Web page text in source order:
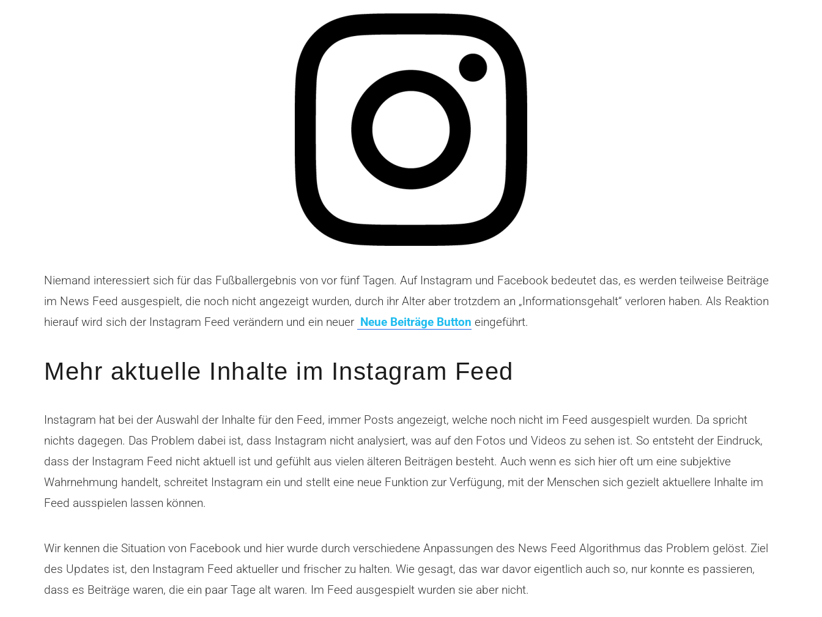
Niemand interessiert sich für das Fußballergebnis von vor fünf Tagen. Auf Instagram und Facebook bedeutet das, es werden teilweise Beiträge
im News Feed ausgespielt, die noch nicht angezeigt wurden, durch ihr Alter aber trotzdem an „Informationsgehalt“ verloren haben. Als Reaktion
hierauf wird sich der Instagram Feed verändern und ein neuer Neue Beiträge Button eingeführt.
Mehr aktuelle Inhalte im Instagram Feed
Instagram hat bei der Auswahl der Inhalte für den Feed, immer Posts angezeigt, welche noch nicht im Feed ausgespielt wurden. Da spricht
nichts dagegen. Das Problem dabei ist, dass Instagram nicht analysiert, was auf den Fotos und Videos zu sehen ist. So entsteht der Eindruck,
dass der Instagram Feed nicht aktuell ist und gefühlt aus vielen älteren Beiträgen besteht. Auch wenn es sich hier oft um eine subjektive
Wahrnehmung handelt, schreitet Instagram ein und stellt eine neue Funktion zur Verfügung, mit der Menschen sich gezielt aktuellere Inhalte im
Feed ausspielen lassen können.
Wir kennen die Situation von Facebook und hier wurde durch verschiedene Anpassungen des News Feed Algorithmus das Problem gelöst. Ziel
des Updates ist, den Instagram Feed aktueller und frischer zu halten. Wie gesagt, das war davor eigentlich auch so, nur konnte es passieren,
dass es Beiträge waren, die ein paar Tage alt waren. Im Feed ausgespielt wurden sie aber nicht.